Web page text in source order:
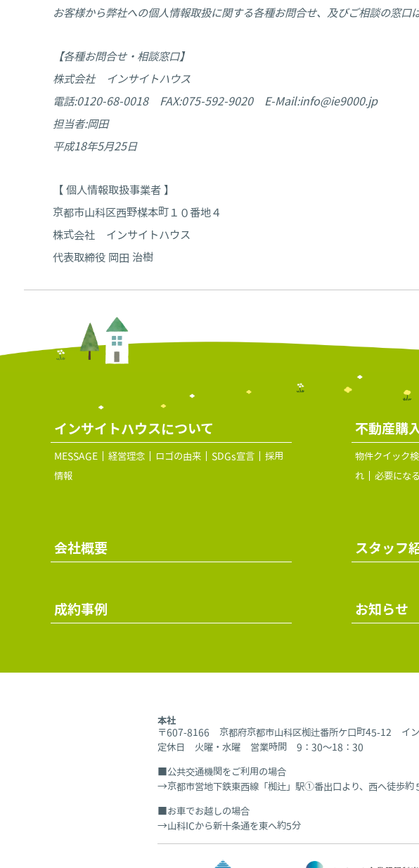
お客様から弊社への個人情報取扱に関する各種お問合せ、及びご相談の窓口
【各種お問合せ・相談窓口】
株式会社 インサイトハウス
電話:0120-68-0018 FAX:075-592-9020 E-Mail:info@ie9000.jp
担当者:岡田
平成18年5月25日
【 個人情報取扱事業者 】
京都市山科区西野楳本町１０番地４
株式会社 インサイトハウス
代表取締役 岡田 治樹
インサイトハウスについて
MESSAGE 経営理念 ロゴの由来 SDGs宣言
採用
情報
不動産購入
物件クイック
れ
必要にな
会社概要
成約事例
スタッフ
お知らせ
本社
〒607-8166 京都府京都市山科区椥辻番所ケ口町45-12 イン
定休日 火曜・水曜 営業時間 9：30～18：30
公共交通機関をご利用の場合
京都市営地下鉄東西線「椥辻」駅①番出口より、西へ徒歩約
お車でお越しの場合
山科ICから新十条通を東へ約5分